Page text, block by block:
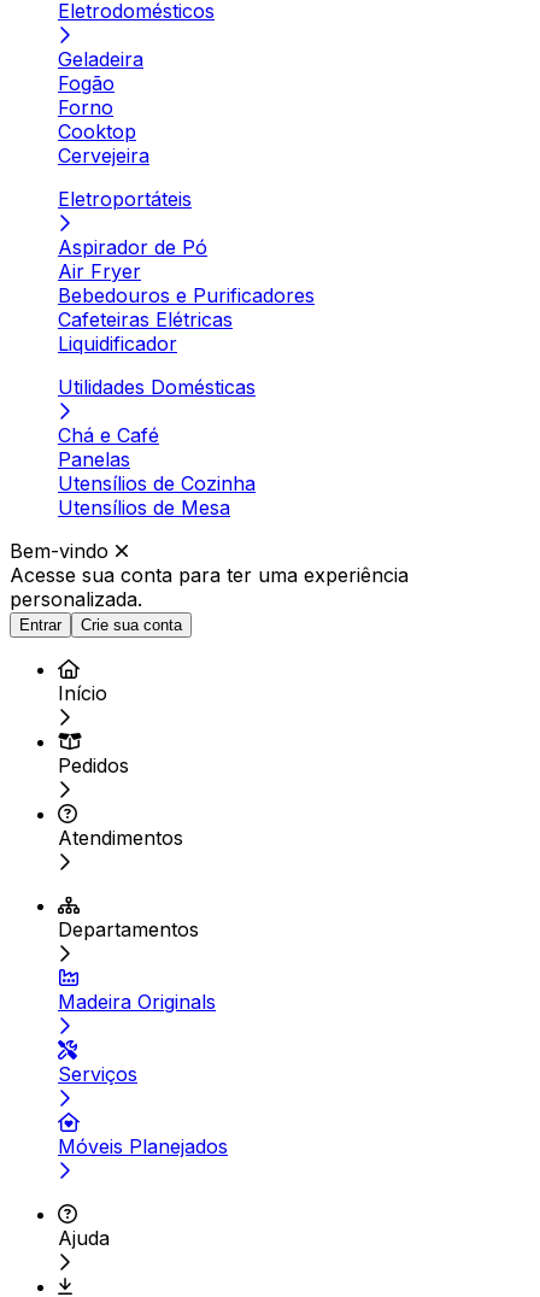
Eletrodomésticos
Geladeira
Fogão
Forno
Cooktop
Cervejeira
Eletroportáteis
Aspirador de Pó
Air Fryer
Bebedouros e Purificadores
Cafeteiras Elétricas
Liquidificador
Utilidades Domésticas
Chá e Café
Panelas
Utensílios de Cozinha
Utensílios de Mesa
Bem-vindo
Acesse sua conta para ter uma experiência
personalizada.
Entrar Crie sua conta
Início
Pedidos
Atendimentos
Departamentos
Madeira Originals
Serviços
Móveis Planejados
Ajuda